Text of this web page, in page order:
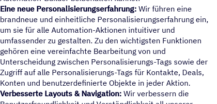
Eine neue Personalisierungserfahrung: Wir führen eine
brandneue und einheitliche Personalisierungserfahrung ein,
um sie für alle Automation-Aktionen intuitiver und
umfassender zu gestalten. Zu den wichtigsten Funktionen
gehören eine vereinfachte Bearbeitung von und
Unterscheidung zwischen Personalisierungs-Tags sowie der
Zugriff auf alle Personalisierungs-Tags für Kontakte, Deals,
Konten und benutzerdefinierte Objekte in jeder Aktion.
Verbesserte Layouts & Navigation: Wir verbessern die